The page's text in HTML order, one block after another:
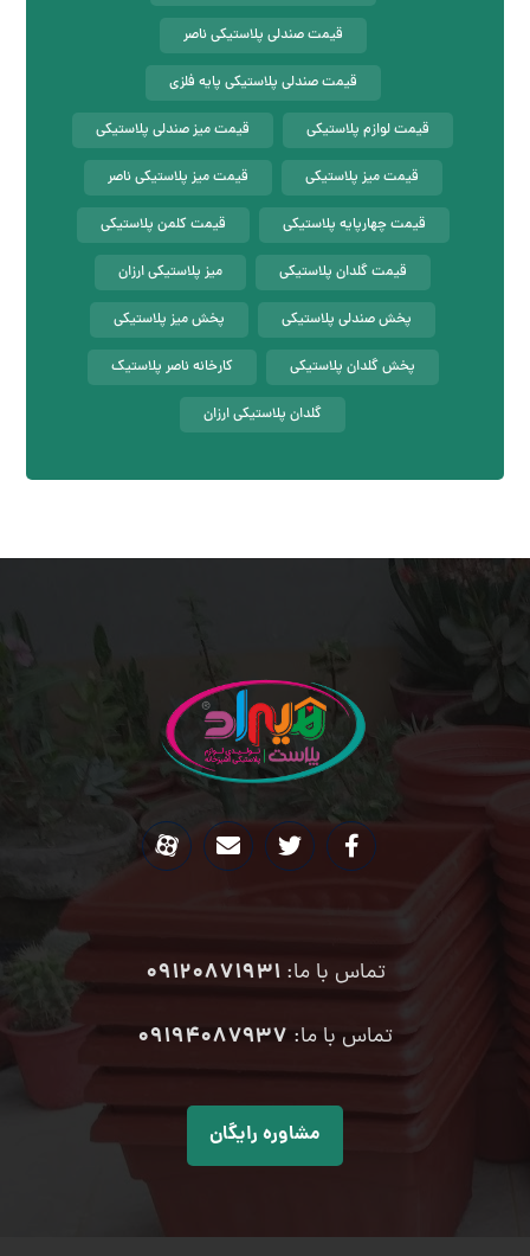
قیمت صندلی پلاستیکی ناصر
قیمت صندلی پلاستیکی پایه فلزی
قیمت لوازم پلاستیکی قیمت میز صندلی پلاستیکی
قیمت میز پلاستیکی قیمت میز پلاستیکی ناصر
قیمت چهارپایه پلاستیکی قیمت کلمن پلاستیکی
قیمت گلدان پلاستیکی میز پلاستیکی ارزان
پخش صندلی پلاستیکی پخش میز پلاستیکی
پخش گلدان پلاستیکی کارخانه ناصر پلاستیک
گلدان پلاستیکی ارزان
تماس با ما:09120871931
تماس با ما: ۰۹۱۹۴۰۸۷۹۳۷
مشاوره رایگان